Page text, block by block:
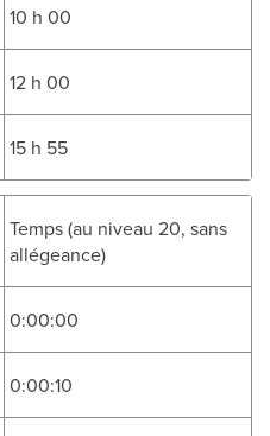
10 h 00
12 h 00
15 h 55
Temps (au niveau 20, sans
allégeance)
0:00:00
0:00:10